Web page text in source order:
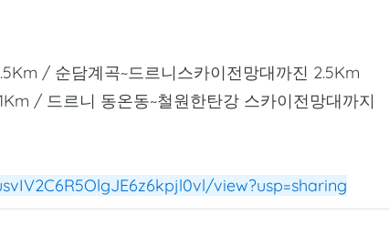
/ 순담계곡~드르니스카이전망대까진 2.5Km
/ 드르니 동온동~철원한탄강 스카이전망대까지
view?usp=sharing